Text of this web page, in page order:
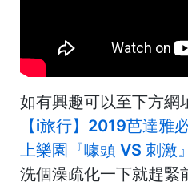
如有興趣可以至下方網
【i旅行】2019芭達雅
上樂園『噱頭 VS 刺激』
洗個澡疏化一下就趕緊